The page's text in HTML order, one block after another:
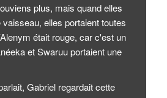
plus, mais quand elles
elles portaient toutes
était rouge, car c'est un
et Swaruu portaient une
Gabriel regardait cette